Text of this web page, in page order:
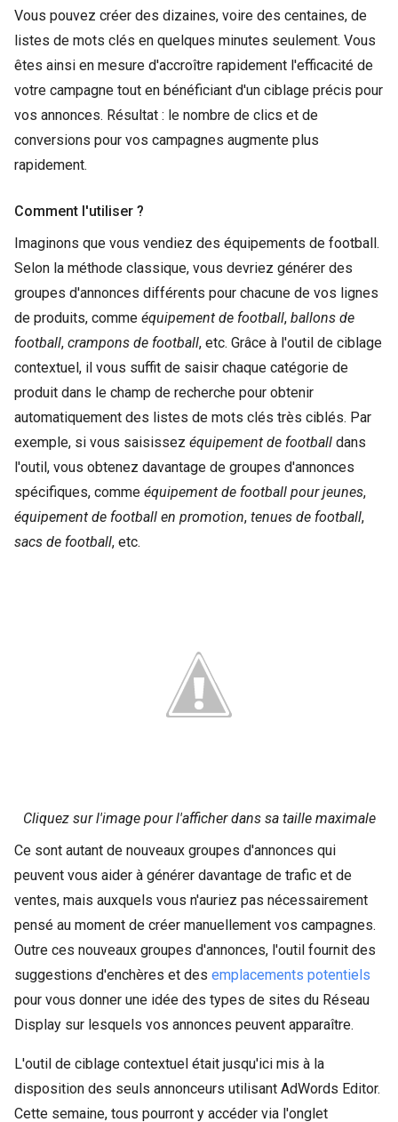
Vous pouvez créer des dizaines, voire des centaines, de
listes de mots clés en quelques minutes seulement. Vous
êtes ainsi en mesure d'accroître rapidement l'efficacité de
votre campagne tout en bénéficiant d'un ciblage précis pour
vos annonces. Résultat : le nombre de clics et de
conversions pour vos campagnes augmente plus
rapidement.
Comment l'utiliser ?
Imaginons que vous vendiez des équipements de football.
Selon la méthode classique, vous devriez générer des
groupes d'annonces différents pour chacune de vos lignes
de produits, comme équipement de football, ballons de
football, crampons de football, etc. Grâce à l'outil de ciblage
contextuel, il vous suffit de saisir chaque catégorie de
produit dans le champ de recherche pour obtenir
automatiquement des listes de mots clés très ciblés. Par
exemple, si vous saisissez équipement de football dans
l'outil, vous obtenez davantage de groupes d'annonces
spécifiques, comme équipement de football pour jeunes,
équipement de football en promotion, tenues de football,
sacs de football, etc.
Cliquez sur l'image pour l'afficher dans sa taille maximale
Ce sont autant de nouveaux groupes d'annonces qui
peuvent vous aider à générer davantage de trafic et de
ventes, mais auxquels vous n'auriez pas nécessairement
pensé au moment de créer manuellement vos campagnes.
Outre ces nouveaux groupes d'annonces, l'outil fournit des
suggestions d'enchères et des emplacements potentiels
pour vous donner une idée des types de sites du Réseau
Display sur lesquels vos annonces peuvent apparaître.
L'outil de ciblage contextuel était jusqu'ici mis à la
disposition des seuls annonceurs utilisant AdWords Editor.
Cette semaine, tous pourront y accéder via l'onglet